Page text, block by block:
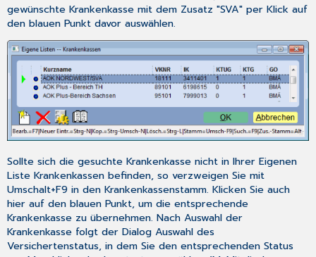
gewünschte Krankenkasse mit dem Zusatz "SVA" per Klick auf
den blauen Punkt davor auswählen.
Sollte sich die gesuchte Krankenkasse nicht in IhrerEigenen
Liste Krankenkassen befinden, so verzweigen Sie mit
Umschalt+F9 in den Krankenkassenstamm. Klicken Sie auch
hier auf den blauen Punkt, um die entsprechende
Krankenkasse zu übernehmen. Nach Auswahl der
Krankenkasse folgt der DialogAuswahl des
Versichertenstatus, in dem Sie den entsprechenden Status